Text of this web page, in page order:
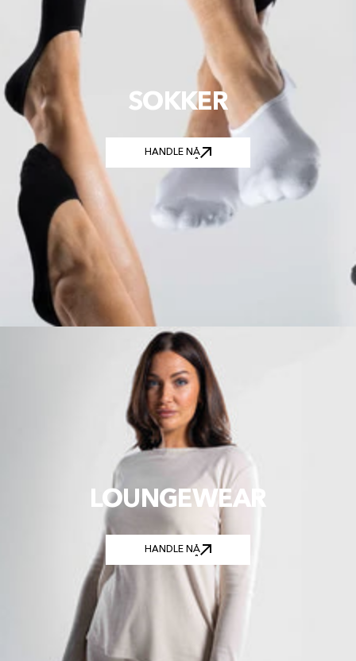
SOKKER
HANDLE NÅ
LOUNGEWEAR
HANDLE NÅ